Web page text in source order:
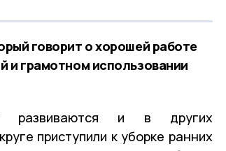
говорит о хорошей работе
и грамотном использовании
развиваются и в других
приступили к уборке ранних